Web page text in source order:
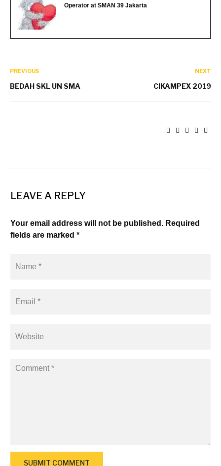
Operator at SMAN 39 Jakarta
PREVIOUS
BEDAH SKL UN SMA
NEXT
CIKAMPEX 2019
LEAVE A REPLY
Your email address will not be published. Required
fields are marked *